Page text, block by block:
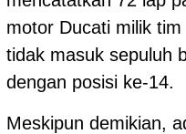
motor Ducati milik
tidak masuk sepuluh
dengan posisi ke-14.
Meskipun demikian,